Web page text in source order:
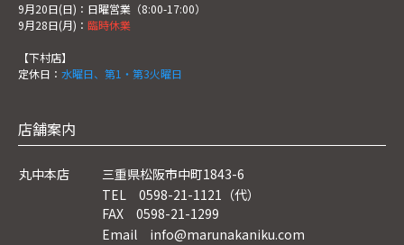
9月20日(日)：日曜営業（8:00-17:00）
9月28日(月)： 臨時休業
【下村店】
定休日： 水曜日、第1・第3火曜日
店舗案内
丸中本店
三重県松阪市中町1843-6
TEL 0598-21-1121（代）
FAX 0598-21-1299
Email info@marunakaniku.com